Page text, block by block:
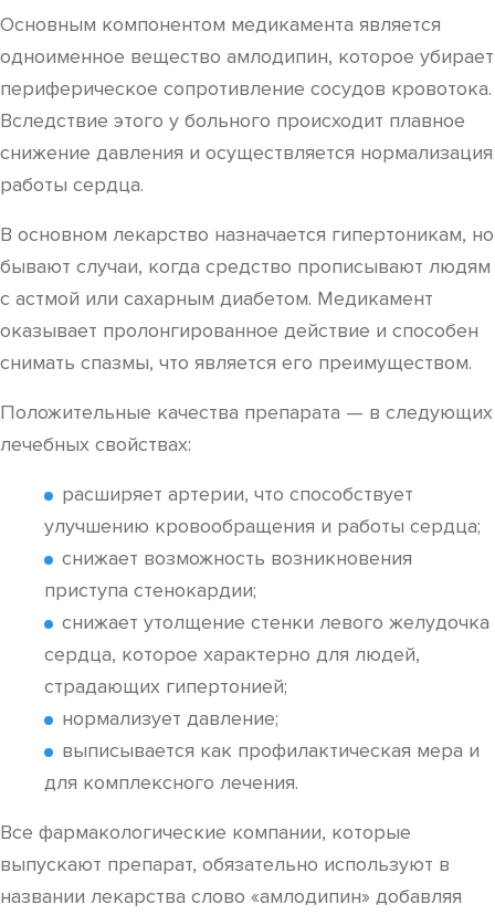
Основным компонентом медикамента является
одноименное вещество амлодипин, которое убирает
периферическое сопротивление сосудов кровотока.
Вследствие этого у больного происходит плавное
снижение давления и осуществляется нормализация
работы сердца.
В основном лекарство назначается гипертоникам, но
бывают случаи, когда средство прописывают людям
с астмой или сахарным диабетом. Медикамент
оказывает пролонгированное действие и способен
снимать спазмы, что является его преимуществом.
Положительные качества препарата — в следующих
лечебных свойствах:
расширяет артерии, что способствует
улучшению кровообращения и работы сердца;
снижает возможность возникновения
приступа стенокардии;
снижает утолщение стенки левого желудочка
сердца, которое характерно для людей,
страдающих гипертонией;
нормализует давление;
выписывается как профилактическая мера и
для комплексного лечения.
Все фармакологические компании, которые
выпускают препарат, обязательно используют в
названии лекарства слово «амлодипин» добавляя